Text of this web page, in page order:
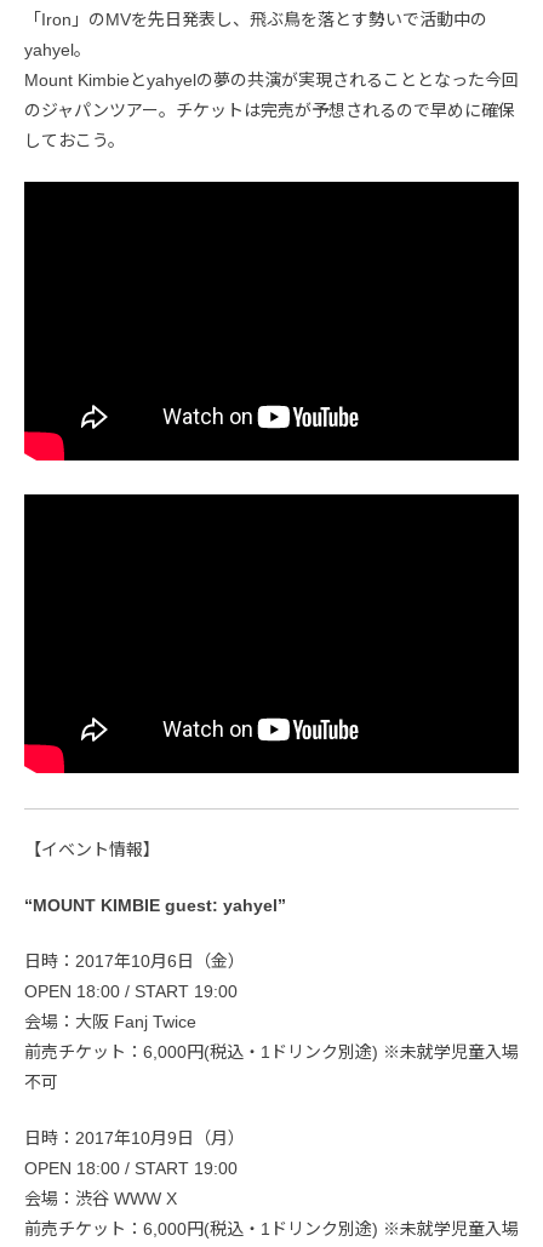
「Iron」のMVを先日発表し、飛ぶ鳥を落とす勢いで活動中の
yahyel。
Mount Kimbieとyahyelの夢の共演が実現されることとなった今回
のジャパンツアー。チケットは完売が予想されるので早めに確保
しておこう。
【イベント情報】
“MOUNT KIMBIE guest: yahyel”
日時：2017年10月6日（金）
OPEN 18:00 / START 19:00
会場：大阪 Fanj Twice
前売チケット：6,000円(税込・1ドリンク別途) ※未就学児童入場
不可
日時：2017年10月9日（月）
OPEN 18:00 / START 19:00
会場：渋谷 WWW X
前売チケット：6,000円(税込・1ドリンク別途) ※未就学児童入場